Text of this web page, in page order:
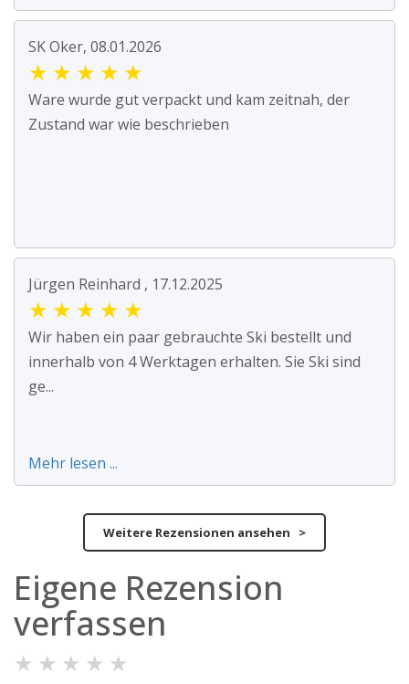
SK Oker, 08.01.2026
★ ★ ★ ★ ★
Ware wurde gut verpackt und kam zeitnah, der
Zustand war wie beschrieben
Jürgen Reinhard , 17.12.2025
★ ★ ★ ★ ★
Wir haben ein paar gebrauchte Ski bestellt und
innerhalb von 4 Werktagen erhalten. Sie Ski sind
ge...
Mehr lesen ...
Weitere Rezensionen ansehen >
Eigene Rezension
verfassen
★ ★ ★ ★ ★